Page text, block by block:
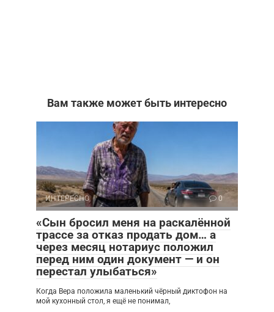
Вам также может быть интересно
ИНТЕРЕСНО 0
«Сын бросил меня на раскалённой
трассе за отказ продать дом… а
через месяц нотариус положил
перед ним один документ — и он
перестал улыбаться»
Когда Вера положила маленький чёрный диктофон на
мой кухонный стол, я ещё не понимал,